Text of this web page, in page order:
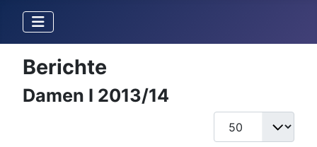
Berichte
Damen I 2013/14
Anzeige #